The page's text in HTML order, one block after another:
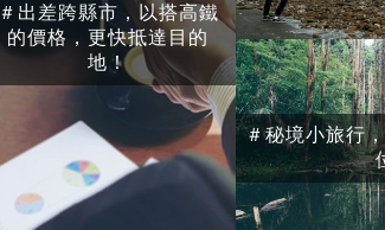
＃出差跨縣市，以搭高鐵
的價格，更快抵達目的
地！
＃秘境小旅行